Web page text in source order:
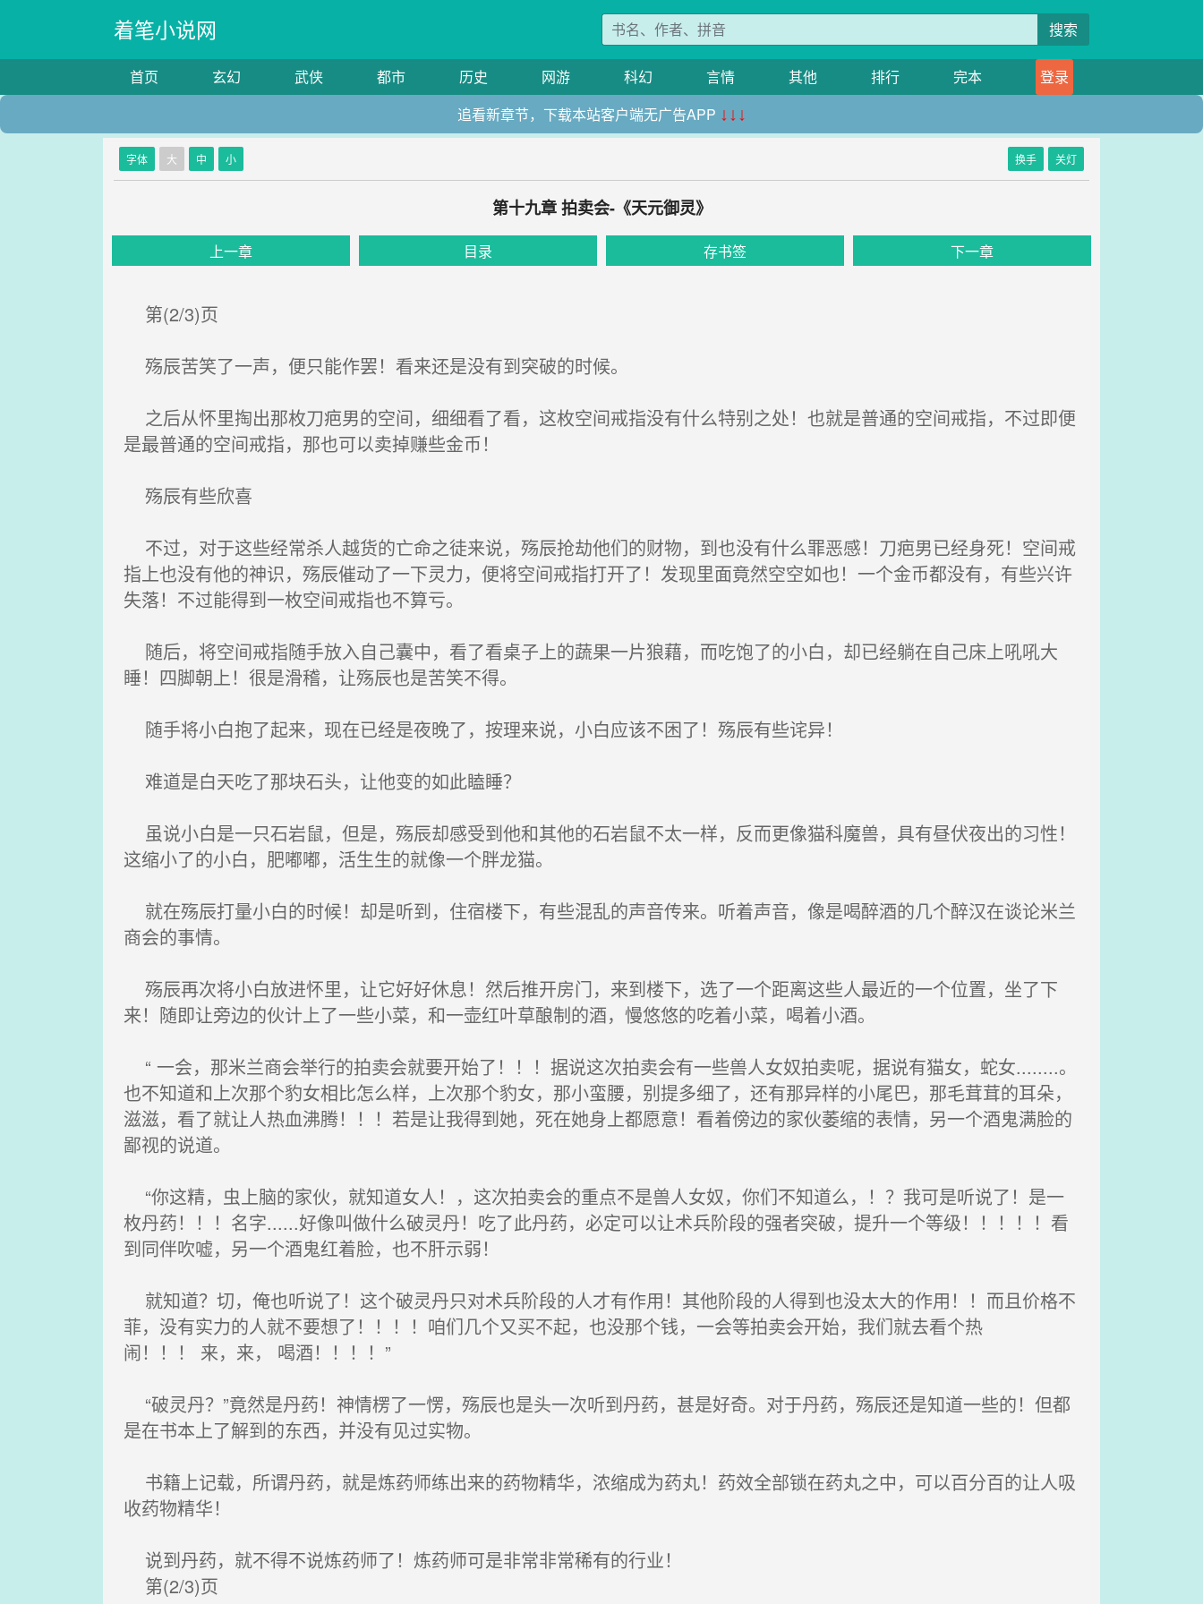
着笔小说网 搜索
首页 玄幻 武侠 都市 历史 网游 科幻 言情 其他 排行 完本
登录
追看新章节，下载本站客户端无广告APP ↓↓↓
字体 大 中 小 换手 关灯
第十九章 拍卖会-《天元御灵》
上一章 目录 存书签 下一章
第(2/3)页
殇辰苦笑了一声，便只能作罢！看来还是没有到突破的时候。
之后从怀里掏出那枚刀疤男的空间，细细看了看，这枚空间戒指没有什么特别之处！也就是普通的空间戒指，不过即便
是最普通的空间戒指，那也可以卖掉赚些金币！
殇辰有些欣喜
不过，对于这些经常杀人越货的亡命之徒来说，殇辰抢劫他们的财物，到也没有什么罪恶感！刀疤男已经身死！空间戒
指上也没有他的神识，殇辰催动了一下灵力，便将空间戒指打开了！发现里面竟然空空如也！一个金币都没有，有些兴许
失落！不过能得到一枚空间戒指也不算亏。
随后，将空间戒指随手放入自己囊中，看了看桌子上的蔬果一片狼藉，而吃饱了的小白，却已经躺在自己床上吼吼大
睡！四脚朝上！很是滑稽，让殇辰也是苦笑不得。
随手将小白抱了起来，现在已经是夜晚了，按理来说，小白应该不困了！殇辰有些诧异！
难道是白天吃了那块石头，让他变的如此瞌睡？
虽说小白是一只石岩鼠，但是，殇辰却感受到他和其他的石岩鼠不太一样，反而更像猫科魔兽，具有昼伏夜出的习性！
这缩小了的小白，肥嘟嘟，活生生的就像一个胖龙猫。
就在殇辰打量小白的时候！却是听到，住宿楼下，有些混乱的声音传来。听着声音，像是喝醉酒的几个醉汉在谈论米兰
商会的事情。
殇辰再次将小白放进怀里，让它好好休息！然后推开房门，来到楼下，选了一个距离这些人最近的一个位置，坐了下
来！随即让旁边的伙计上了一些小菜，和一壶红叶草酿制的酒，慢悠悠的吃着小菜，喝着小酒。
“ 一会，那米兰商会举行的拍卖会就要开始了！！！据说这次拍卖会有一些兽人女奴拍卖呢，据说有猫女，蛇女........。
也不知道和上次那个豹女相比怎么样，上次那个豹女，那小蛮腰，别提多细了，还有那异样的小尾巴，那毛茸茸的耳朵，
滋滋，看了就让人热血沸腾！！！若是让我得到她，死在她身上都愿意！看着傍边的家伙萎缩的表情，另一个酒鬼满脸的
鄙视的说道。
“你这精，虫上脑的家伙，就知道女人！，这次拍卖会的重点不是兽人女奴，你们不知道么，！？我可是听说了！是一
枚丹药！！！名字......好像叫做什么破灵丹！吃了此丹药，必定可以让术兵阶段的强者突破，提升一个等级！！！！！看
到同伴吹嘘，另一个酒鬼红着脸，也不肝示弱！
就知道？切，俺也听说了！这个破灵丹只对术兵阶段的人才有作用！其他阶段的人得到也没太大的作用！！而且价格不
菲，没有实力的人就不要想了！！！！咱们几个又买不起，也没那个钱，一会等拍卖会开始，我们就去看个热
闹！！！ 来，来， 喝酒！！！！”
“破灵丹？”竟然是丹药！神情楞了一愣，殇辰也是头一次听到丹药，甚是好奇。对于丹药，殇辰还是知道一些的！但都
是在书本上了解到的东西，并没有见过实物。
书籍上记载，所谓丹药，就是炼药师练出来的药物精华，浓缩成为药丸！药效全部锁在药丸之中，可以百分百的让人吸
收药物精华！
说到丹药，就不得不说炼药师了！炼药师可是非常非常稀有的行业！
第(2/3)页